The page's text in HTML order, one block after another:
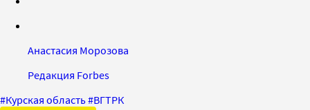
Анастасия Морозова
Редакция Forbes
#Курская область#ВГТРК